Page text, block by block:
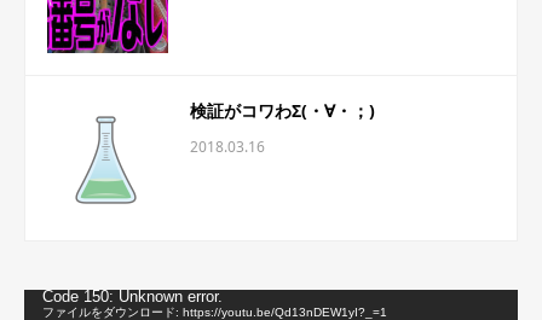
検証がコワわΣ(・∀・；)
2018.03.16
動Code 150: Unknown error.
ファイルをダウンロード: https://youtu.be/Qd13nDEW1yI?_=1